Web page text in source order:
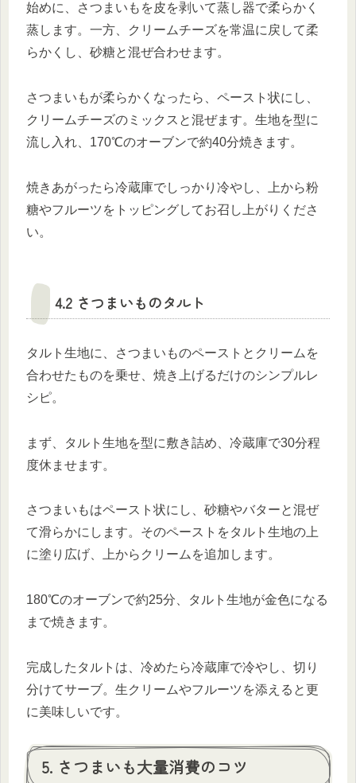
始めに、さつまいもを皮を剥いて蒸し器で柔らかく
蒸します。一方、クリームチーズを常温に戻して柔
らかくし、砂糖と混ぜ合わせます。
さつまいもが柔らかくなったら、ペースト状にし、
クリームチーズのミックスと混ぜます。生地を型に
流し入れ、170℃のオーブンで約40分焼きます。
焼きあがったら冷蔵庫でしっかり冷やし、上から粉
糖やフルーツをトッピングしてお召し上がりくださ
い。
4.2 さつまいものタルト
タルト生地に、さつまいものペーストとクリームを
合わせたものを乗せ、焼き上げるだけのシンプルレ
シピ。
まず、タルト生地を型に敷き詰め、冷蔵庫で30分程
度休ませます。
さつまいもはペースト状にし、砂糖やバターと混ぜ
て滑らかにします。そのペーストをタルト生地の上
に塗り広げ、上からクリームを追加します。
180℃のオーブンで約25分、タルト生地が金色になる
まで焼きます。
完成したタルトは、冷めたら冷蔵庫で冷やし、切り
分けてサーブ。生クリームやフルーツを添えると更
に美味しいです。
5. さつまいも大量消費のコツ